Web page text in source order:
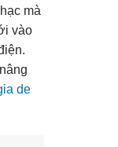
mà
vào
de